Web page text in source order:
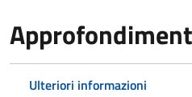
Ulteriori informazioni